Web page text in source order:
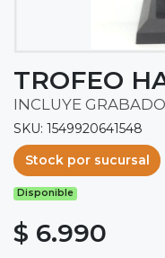
TROFEO
INCLUYE
SKU: 1549920641548
Stock por sucursal
Disponible
$ 6.990